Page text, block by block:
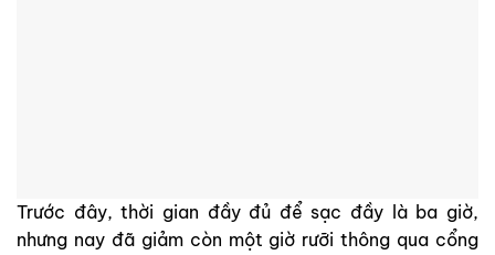
Trước đây, thời gian đầy đủ để sạc đầy là ba giờ,
nhưng nay đã giảm còn một giờ rưỡi thông qua cổng